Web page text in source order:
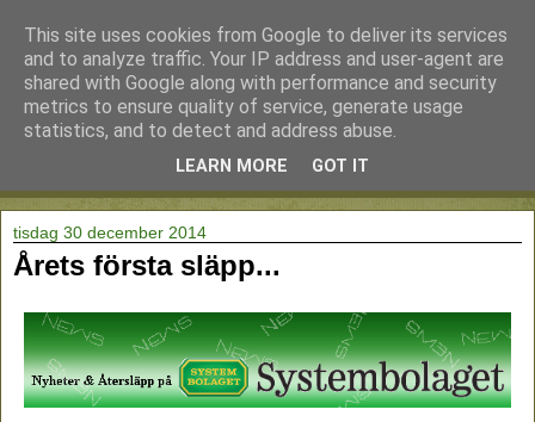
tisdag 30 december 2014
Årets första släpp...
This site uses cookies from Google to deliver its services
and to analyze traffic. Your IP address and user-agent are
shared with Google along with performance and security
metrics to ensure quality of service, generate usage
statistics, and to detect and address abuse.
LEARN MORE GOT IT